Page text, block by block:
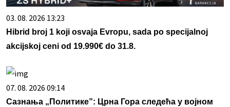
03. 08. 2026 13:23
Hibrid broj 1 koji osvaja Evropu, sada po specijalnoj
akcijskoj ceni od 19.990€ do 31.8.
07. 08. 2026 09:14
Сазнања „Политике”: Црна Гора следећа у војном